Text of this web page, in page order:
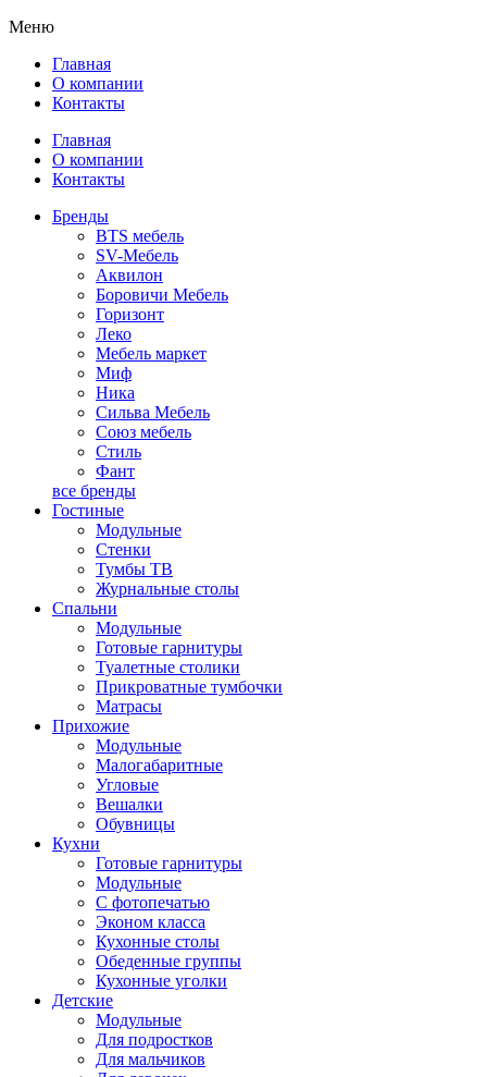
Меню
Главная
О компании
Контакты
Главная
О компании
Контакты
Бренды
BTS мебель
SV-Мебель
Аквилон
Боровичи Мебель
Горизонт
Леко
Мебель маркет
Миф
Ника
Сильва Мебель
Союз мебель
Стиль
Фант
все бренды
Гостиные
Модульные
Стенки
Тумбы ТВ
Журнальные столы
Спальни
Модульные
Готовые гарнитуры
Туалетные столики
Прикроватные тумбочки
Матрасы
Прихожие
Модульные
Малогабаритные
Угловые
Вешалки
Обувницы
Кухни
Готовые гарнитуры
Модульные
С фотопечатью
Эконом класса
Кухонные столы
Обеденные группы
Кухонные уголки
Детские
Модульные
Для подростков
Для мальчиков